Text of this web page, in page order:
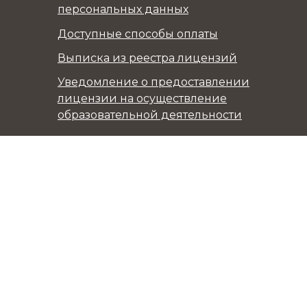
Уведомление о предоставлении
лицензии на осуществление
образовательной деятельности
Выписка из реестра лицензий
Доступные способы оплаты
персональных данных